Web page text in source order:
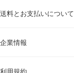
送料とお支払いについて
企業情報
利用規約